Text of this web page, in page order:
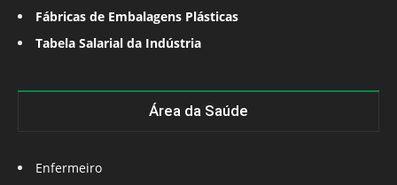
Fábricas de Embalagens Plásticas
Tabela Salarial da Indústria
Área da Saúde
Enfermeiro